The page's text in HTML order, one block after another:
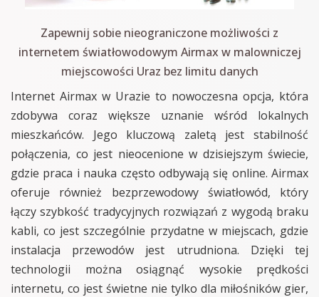
Zapewnij sobie nieograniczone możliwości z
internetem światłowodowym Airmax w malowniczej
miejscowości Uraz bez limitu danych
Internet Airmax w Urazie to nowoczesna opcja, która
zdobywa coraz większe uznanie wśród lokalnych
mieszkańców. Jego kluczową zaletą jest stabilność
połączenia, co jest nieocenione w dzisiejszym świecie,
gdzie praca i nauka często odbywają się online. Airmax
oferuje również bezprzewodowy światłowód, który
łączy szybkość tradycyjnych rozwiązań z wygodą braku
kabli, co jest szczególnie przydatne w miejscach, gdzie
instalacja przewodów jest utrudniona. Dzięki tej
technologii można osiągnąć wysokie prędkości
internetu, co jest świetne nie tylko dla miłośników gier,